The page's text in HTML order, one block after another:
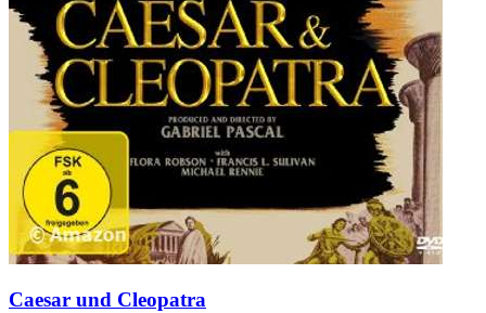
Caesar und Cleopatra